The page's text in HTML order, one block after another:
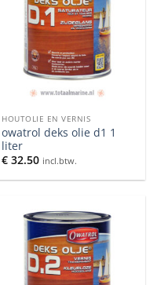
HOUTOLIE EN VERNIS
owatrol deks olie d1 1
liter
€ 32.50 incl.btw.